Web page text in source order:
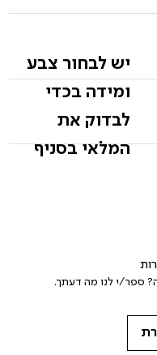
יש לבחור צבע
ומידה בכדי
לבדוק את
המלאי בסניף
ספר/י לנו מה דעתך.